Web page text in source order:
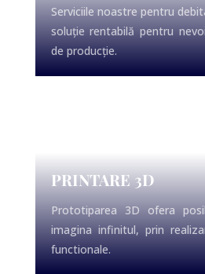
Serviciile noastre pentru
soluție rentabilă pentru
de producție.
PRINTARE 3D
Prototiparea 3D ofera
imagina infinitul, prin
functionale.